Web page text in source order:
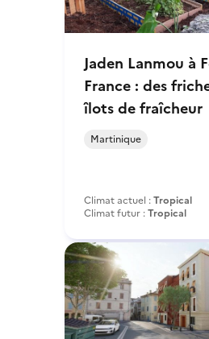
Jaden Lanmou à
France : des
îlots de fraîcheur
Martinique
Climat actuel :Tropical
Climat futur :Tropical